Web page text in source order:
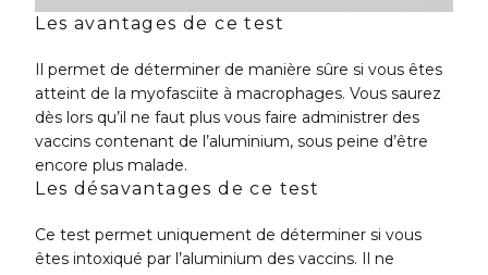
Les avantages de ce test
Il permet de déterminer de manière sûre si vous êtes
atteint de la myofasciite à macrophages. Vous saurez
dès lors qu’il ne faut plus vous faire administrer des
vaccins contenant de l’aluminium, sous peine d’être
encore plus malade.
Les désavantages de ce test
Ce test permet uniquement de déterminer si vous
êtes intoxiqué par l’aluminium des vaccins. Il ne